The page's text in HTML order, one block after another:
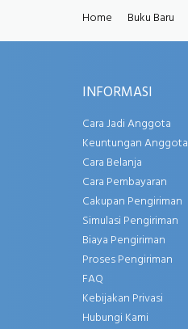
Home Buku Baru
INFORMASI
Cara Jadi Anggota
Keuntungan Anggota
Cara Belanja
Cara Pembayaran
Cakupan Pengiriman
Simulasi Pengiriman
Biaya Pengiriman
Proses Pengiriman
FAQ
Kebijakan Privasi
Hubungi Kami